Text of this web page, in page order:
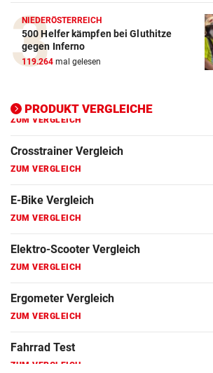
NIEDERÖSTERREICH
500 Helfer kämpfen bei Gluthitze
gegen Inferno
119.264 mal gelesen
PRODUKT VERGLEICHE
Elektro-Scooter Vergleich
ZUM VERGLEICH
ZUM VERGLEICH
ZUM VERGLEICH
ZUM VERGLEICH